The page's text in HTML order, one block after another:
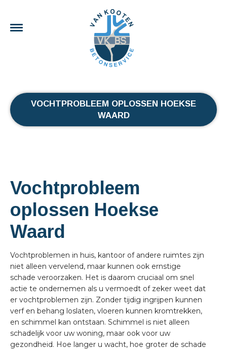
VOCHTPROBLEEM OPLOSSEN HOEKSE
WAARD
Vochtprobleem
oplossen Hoekse
Waard
Vochtproblemen in huis, kantoor of andere ruimtes zijn
niet alleen vervelend, maar kunnen ook ernstige
schade veroorzaken. Het is daarom cruciaal om snel
actie te ondernemen als u vermoedt of zeker weet dat
er vochtproblemen zijn. Zonder tijdig ingrijpen kunnen
verf en behang loslaten, vloeren kunnen kromtrekken,
en schimmel kan ontstaan. Schimmel is niet alleen
schadelijk voor uw woning, maar ook voor uw
gezondheid. Hoe langer u wacht, hoe groter de schade